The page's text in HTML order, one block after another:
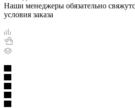
Наши менеджеры обязательно
условия заказа